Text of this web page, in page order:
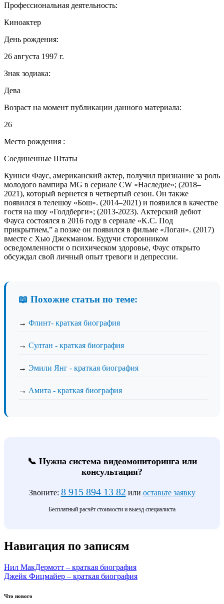
Профессиональная деятельность:
Киноактер
День рождения:
26 августа 1997 г.
Знак зодиака:
Дева
Возраст на момент публикации данного материала:
26
Место рождения :
Соединенные Штаты
Куинси Фаус, американский актер, получил признание за роль
молодого вампира MG в сериале CW «Наследие»; (2018–
2021), который вернется в четвертый сезон. Он также
появился в телешоу «Бош». (2014–2021) и появился в качестве
гостя на шоу «Голдберги»; (2013-2023). Актерский дебют
Фауса состоялся в 2016 году в сериале «K.C. Под
прикрытием,” а позже он появился в фильме «Логан». (2017)
вместе с Хью Джекманом. Будучи сторонником
осведомленности о психическом здоровье, Фаус открыто
обсуждал свой личный опыт тревоги и депрессии.
📖 Похожие статьи по теме:
→ Флинт- краткая биография
→ Султан - краткая биография
→ Эмили Янг - краткая биография
→ Амита - краткая биография
📞 Нужна система видеомониторинга или
консультация?
Звоните: 8 915 894 13 82 или оставьте заявку
Бесплатный расчёт стоимости и выезд специалиста
Навигация по записям
Нил МакДермотт – краткая биография
Джейк Фицмайер – краткая биография
Что нового